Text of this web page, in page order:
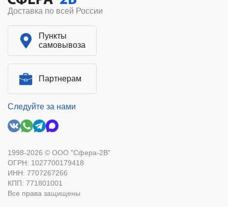
Доставка по всей России
Пункты
самовывоза
Партнерам
Следуйте за нами
1998-2026 © ООО "Сфера-2В"
ОГРН: 1027700179418
ИНН: 7707267266
КПП: 771801001
Все права защищены